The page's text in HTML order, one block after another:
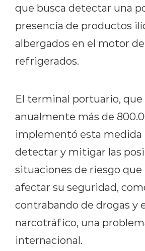
que busca detectar una
presencia de productos
albergados en el motor
refrigerados.
El terminal portuario,
anualmente más de
implementó esta medida
detectar y mitigar las
situaciones de riesgo que
afectar su seguridad,
contrabando de drogas y
narcotráfico, una
internacional.